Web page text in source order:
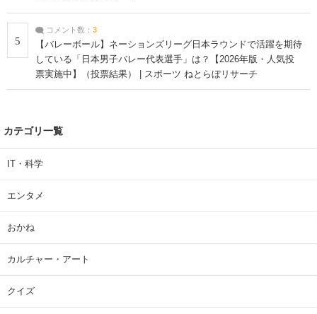
5
コメント数： 3
【バレーボール】ネーションズリーグ日本ラウンドで活躍を期待
している「日本男子バレー代表選手」は？【2026年版・人気投
票実施中】（投票結果） | スポーツ ねとらぼリサーチ
カテゴリ一覧
IT・科学
エンタメ
おかね
カルチャー・アート
クイズ